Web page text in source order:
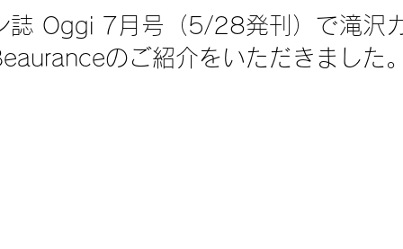
誌 Oggi 7月号（5/28発刊）で滝沢
のご紹介をいただきました。